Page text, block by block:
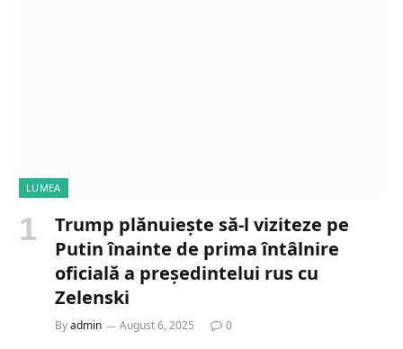
LUMEA
Trump plănuiește să-l viziteze pe
Putin înainte de prima întâlnire
oficială a președintelui rus cu
Zelenski
Byadmin August 6, 2025 0